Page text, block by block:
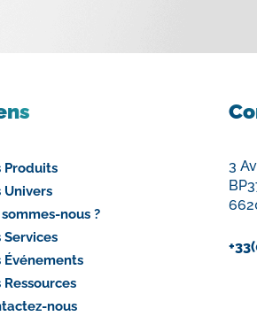
Produits
Univers
nous ?
Services
Événements
Ressources
nous
3